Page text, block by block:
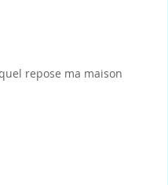
repose ma maison